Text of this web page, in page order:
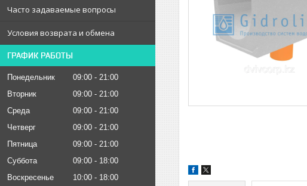
Часто задаваемые вопросы
Условия возврата и обмена
ГРАФИК РАБОТЫ
Понедельник 09:00
21:00
Вторник
09:00
21:00
Среда
09:00
21:00
Четверг
09:00
21:00
Пятница
09:00
21:00
Суббота
09:00
18:00
Воскресенье
10:00 18:00